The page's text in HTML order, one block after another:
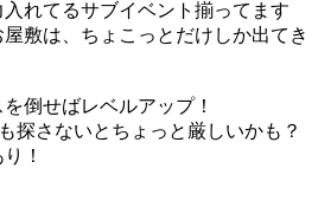
入れてるサブイベント揃ってます
屋敷は、ちょこっとだけしか出てき
倒せばレベルアップ！
探さないとちょっと厳しいかも？
！